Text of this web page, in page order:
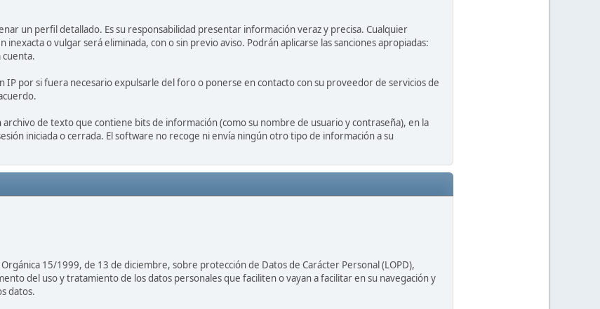
un perfil detallado. Es su responsabilidad presentar información veraz y precisa. Cualquier
o vulgar será eliminada, con o sin previo aviso. Podrán aplicarse las sanciones apropiadas:
cuenta.
IP por si fuera necesario expulsarle del foro o ponerse en contacto con su proveedor de servicios de
de texto que contiene bits de información (como su nombre de usuario y contraseña), en la
iniciada o cerrada. El software no recoge ni envía ningún otro tipo de información a su
15/1999, de 13 de diciembre, sobre protección de Datos de Carácter Personal (LOPD),
del uso y tratamiento de los datos personales que faciliten o vayan a facilitar en su navegación y
datos.